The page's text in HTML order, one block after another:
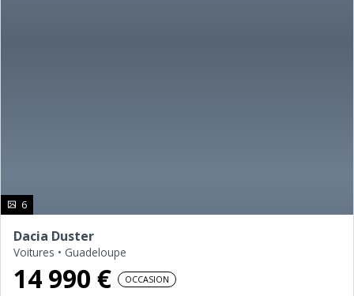
6photo(s)
Dacia Duster
Voitures • Guadeloupe
14 990 € OCCASION